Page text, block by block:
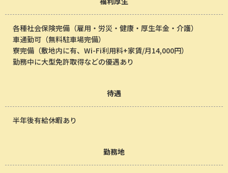
各種社会保険完備（雇用・労災・健康・厚生年金・介護）
車通勤可（無料駐車場完備）
寮完備（敷地内に有、Wi-Fi利用料+家賃/月14,000円）
勤務中に大型免許取得などの優遇あり
待遇
半年後有給休暇あり
勤務地